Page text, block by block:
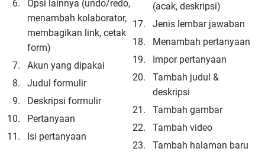
Opsi lainnya (undo/redo,
menambah kolaborator,
membagikan link, cetak
form)
Akun yang dipakai
Judul formulir
Deskripsi formulir
Pertanyaan
Isi pertanyaan
(acak, deskripsi)
Jenis lembar jawaban
Menambah pertanyaan
Impor pertanyaan
Tambah judul &
deskripsi
Tambah gambar
Tambah video
Tambah halaman baru